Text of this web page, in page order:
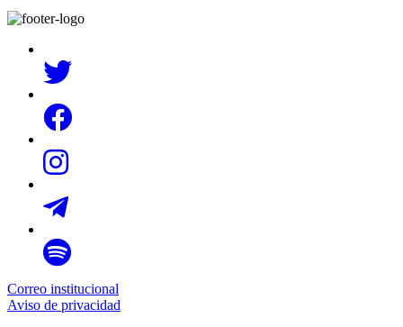
Correo institucional
Aviso de privacidad